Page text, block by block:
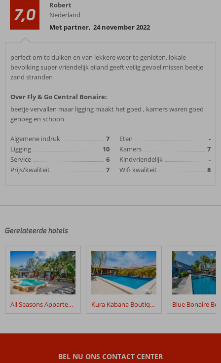
7,0
Robert
Nederland
Met partner, 24 november 2022
perfect om te duiken en van lekkere weer te genieten, lokale
bevolking super vriendelijk eiland geeft veilig gevoel missen beetje
zand stranden
Over Fly & Go Central Bonaire:
beetje vervallen maar ligging maakt het goed , kamers waren goed
genoeg en schoon
Algemene indruk
7
Ligging
10
Service
6
Prijs/kwaliteit
7
Eten
-
Kamers
7
Kindvriendelijk
-
Wifi kwaliteit
8
Gerelateerde hotels
All Seasons Appartementen Kura Kabana Boutique Resort
BEL NU ONS CONTACT CENTER